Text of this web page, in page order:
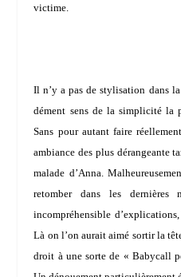
victime.
Il n’y a pas de stylisation dans
dément sens de la simplicité la
Sans pour autant faire
ambiance des plus dérangeante
malade d’Anna.
retomber dans les dernières
incompréhensible
Là on l’on aurait aimé sortir la
droit à une sorte de « Babycall